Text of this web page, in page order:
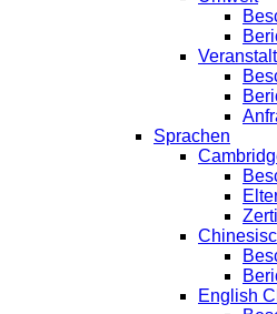
Sprachen
English